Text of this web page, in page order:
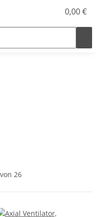
0,00 €
26